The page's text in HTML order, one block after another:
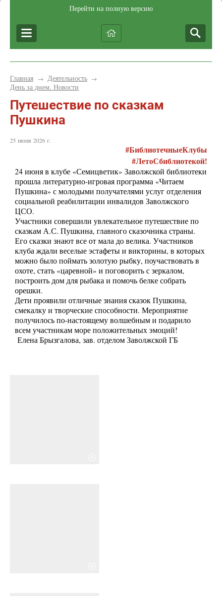
Перейти на полную версию
Главная → Деятельность →
День за днем. Новости
Путешествие по сказкам
Пушкина
25 июня 2026 г.
#БиблиотечныеКлубы
#ЛетоСбиблиотекой!
24 июня в клубе «Семицветик» Заволжской библиотеки
прошла литературно-игровая программа «Читаем
Пушкина» с молодыми получателями услуг отделения
социальной реабилитации инвалидов Заволжского
ЦСО.
Участники совершили увлекательное путешествие по
сказкам А.С. Пушкина, главного сказочника страны.
Его сказки знают все от мала до велика. Участников
клуба ждали веселые эстафеты и викторины, в которых
можно было поймать золотую рыбку, поучаствовать в
охоте, стать «царевной» и поговорить с зеркалом,
построить дом для рыбака и помочь белке собрать
орешки.
Дети проявили отличные знания сказок Пушкина,
смекалку и творческие способности. Мероприятие
получилось по-настоящему волшебным и подарило
всем участникам море положительных эмоций!
Елена Брызгалова, зав. отделом Заволжской ГБ